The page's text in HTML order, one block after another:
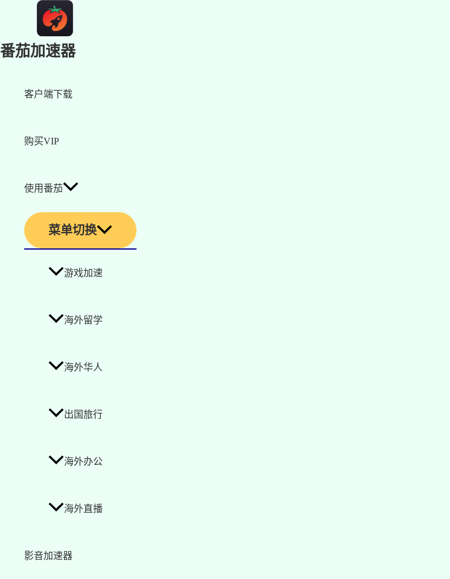
番茄加速器
客户端下载
购买VIP
使用番茄
菜单切换
游戏加速
海外留学
海外华人
出国旅行
海外办公
海外直播
影音加速器